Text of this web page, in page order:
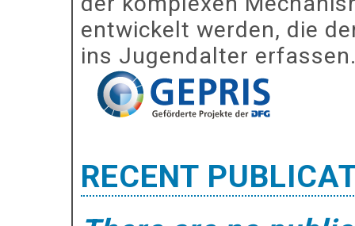
entwickelt werden, die
ins Jugendalter
RECENT